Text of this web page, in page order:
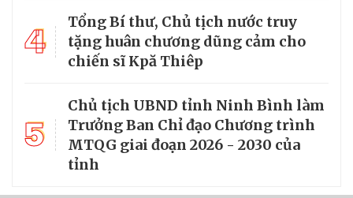
4
Tổng Bí thư, Chủ tịch nước truy
tặng huân chương dũng cảm cho
chiến sĩ Kpă Thiêp
5
Chủ tịch UBND tỉnh Ninh Bình làm
Trưởng Ban Chỉ đạo Chương trình
MTQG giai đoạn 2026 - 2030 của
tỉnh